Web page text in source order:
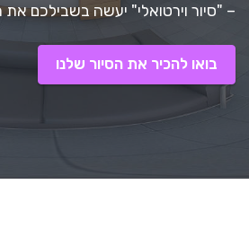
– "סיור וירטואלי" יעשה בשבילכם
בואו להכיר את הסיור שלנו